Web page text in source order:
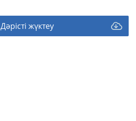
Дәрісті жүктеу